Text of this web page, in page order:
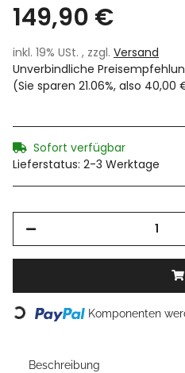
149,90 €
inkl. 19% USt. , zzgl. Versand
Unverbindliche
(Sie sparen 21.06%, also 40,00
Sofort verfügbar
Lieferstatus: 2-3 Werktage
Loading... Komponenten
Beschreibung